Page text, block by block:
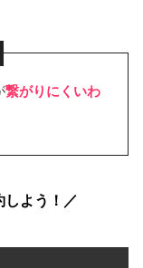
繋がりにくいわ
しよう！／